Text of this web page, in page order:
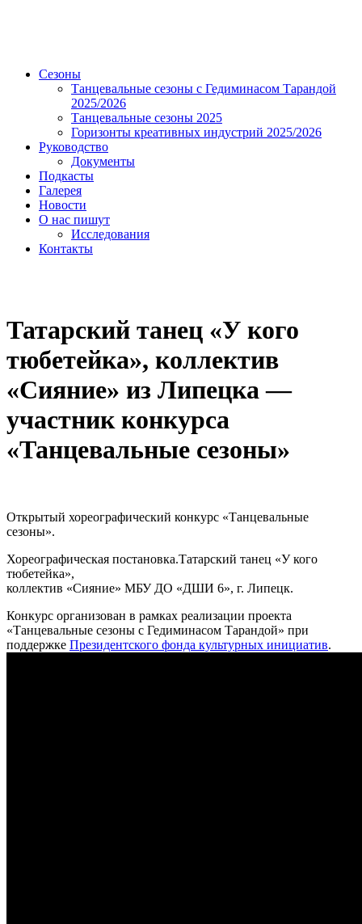
Сезоны
Танцевальные сезоны с Гедиминасом Тарандой
2025/2026
Танцевальные сезоны 2025
Горизонты креативных индустрий 2025/2026
Руководство
Документы
Подкасты
Галерея
Новости
О нас пишут
Исследования
Контакты
Татарский танец «У кого
тюбетейка», коллектив
«Сияние» из Липецка —
участник конкурса
«Танцевальные сезоны»
Открытый хореографический конкурс «Танцевальные
сезоны».
Хореографическая постановка.Татарский танец «У кого
тюбетейка»,
коллектив «Сияние» МБУ ДО «ДШИ 6», г. Липецк.
Конкурс организован в рамках реализации проекта
«Танцевальные сезоны с Гедиминасом Тарандой» при
поддержке Президентского фонда культурных инициатив.